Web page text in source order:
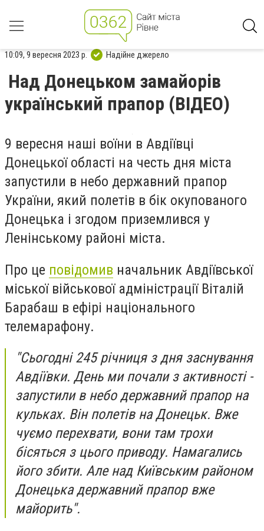
10:09, 9 вересня 2023 р. Надійне джерело
Над Донецьком замайорів
український прапор (ВІДЕО)
9 вересня наші воїни в Авдіївці
Донецької області на честь дня міста
запустили в небо державний прапор
України, який полетів в бік окупованого
Донецька і згодом приземлився у
Ленінському районі міста.
Про це повідомив начальник Авдіївської
міської військової адміністрації Віталій
Барабаш в ефірі національного
телемарафону.
"Сьогодні 245 річниця з дня заснування
Авдіївки. День ми почали з активності -
запустили в небо державний прапор на
кульках. Він полетів на Донецьк. Вже
чуємо перехвати, вони там трохи
бісяться з цього приводу. Намагались
його збити. Але над Київським районом
Донецька державний прапор вже
майорить".